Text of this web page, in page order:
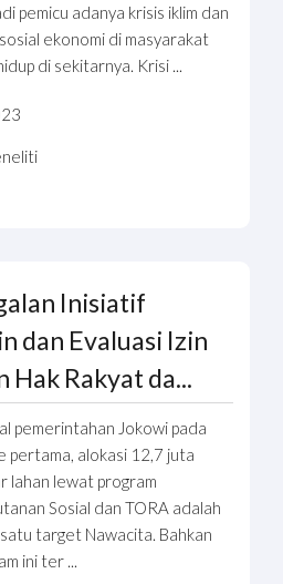
pemicu adanya krisis iklim dan
ekonomi di masyarakat
di sekitarnya. Krisi ...
Inisiatif
dan Evaluasi Izin
Hak Rakyat da...
pemerintahan Jokowi pada
pertama, alokasi 12,7 juta
lahan lewat program
Sosial dan TORA adalah
target Nawacita. Bahkan
ini ter ...